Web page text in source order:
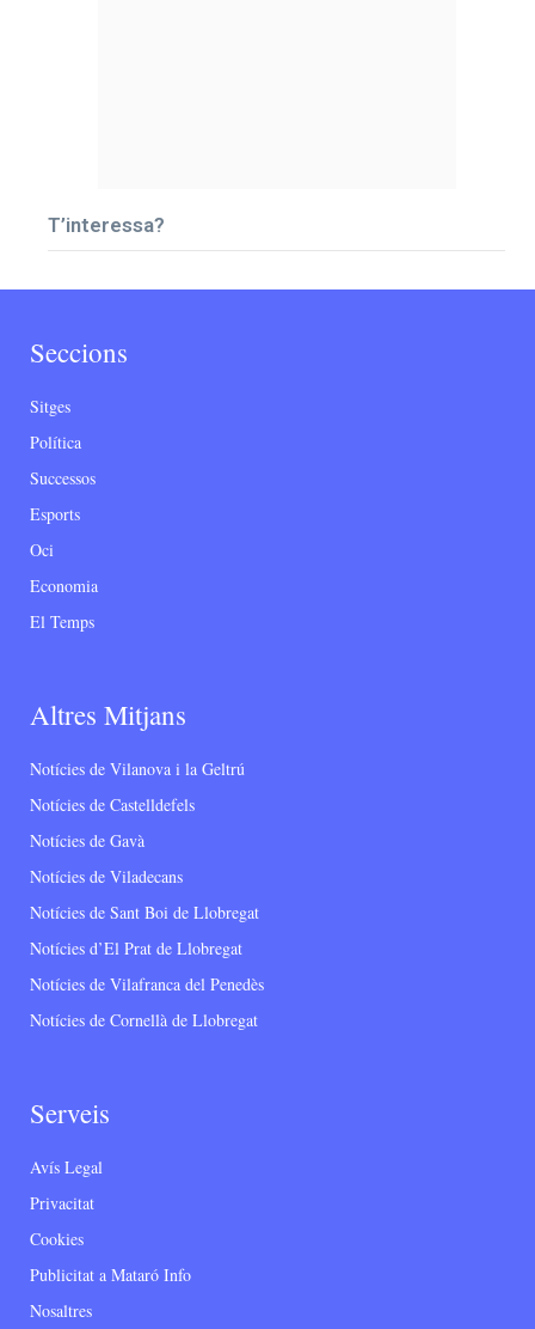
T’interessa?
Seccions
Sitges
Política
Successos
Esports
Oci
Economia
El Temps
Altres Mitjans
Notícies de Vilanova i la Geltrú
Notícies de Castelldefels
Notícies de Gavà
Notícies de Viladecans
Notícies de Sant Boi de Llobregat
Notícies d’El Prat de Llobregat
Notícies de Vilafranca del Penedès
Notícies de Cornellà de Llobregat
Serveis
Avís Legal
Privacitat
Cookies
Publicitat a Mataró Info
Nosaltres